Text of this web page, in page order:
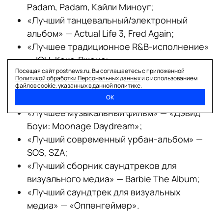
Padam, Padam, Кайли Миноуг;
«Лучший танцевальный/электронный
альбом» — Actual Life 3, Fred Again;
«Лучшее традиционное R&B-исполнение»
— ICU, Коко Джонс;
«Лучший R&B-альбом» — Jaguar II, Виктория
Моне;
«Лучшая R&B-песня» — Snooze, SZA;
«Лучшее музыкальный фильм» — «Дэвид
Боуи: Moonage Daydream»;
«Лучший современный урбан-альбом» —
SOS, SZA;
«Лучший сборник саундтреков для
визуального медиа» — Barbie The Album;
«Лучший саундтрек для визуальных
медиа» — «Оппенгеймер».
Посещая сайт postnews.ru, Вы соглашаетесь с приложенной
Политикой обработки Персональных данныхи с использованием
файлов cookie, указанных в данной политике.
ОК